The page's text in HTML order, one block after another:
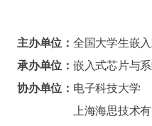
主办单位： 全国大学生嵌
承办单位： 嵌入式芯片与
协办单位： 电子科技大学
上海海思技术